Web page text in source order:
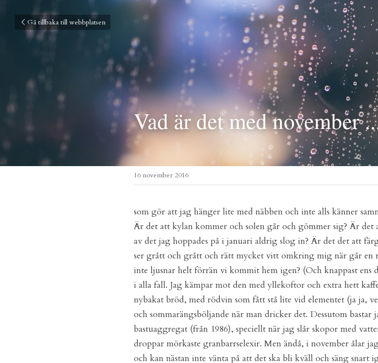
Gå tillbaka till webbplatsen
Vad är det med november
16 november 2016
som gör att jag hänger lite med näbben och inte alls känner
Är det att kylan kommer och solen går och gömmer sig? Är
av det jag hoppades på i januari aldrig slog in? Är det det att
ser grått och grått och rätt mycket vitt omkring mig när går en
inte ljusnar helt förrän vi kommit hem igen? (Och knappast ens
i alla fall. Jag kämpar mot den med yllekoftor och extra hett
nybakat bröd, med rödvin som fått stå lite vid elementet (ja ja,
och sommarängsböljande när man dricker det. Dessutom
bastuaggregat (från 1986), speciellt när jag slår skopor med
droppar mörkaste granbarrselexir. Men ändå, i november ålar
och kan nästan inte vänta på att det ska bli kväll och säng snart